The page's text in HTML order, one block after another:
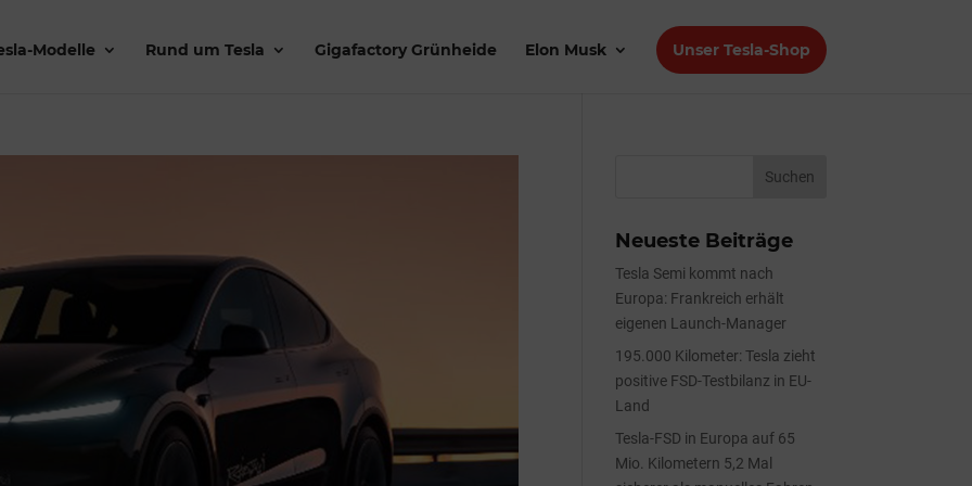
Modelle Rund um Tesla Gigafactory Grünheide Elon Musk Unser Tesla-Shop
Neueste Beiträge
Tesla Semi kommt nach
Europa: Frankreich erhält
eigenen Launch-Manager
195.000 Kilometer: Tesla zieht
positive FSD-Testbilanz in EU-
Land
Tesla-FSD in Europa auf 65
Mio. Kilometern 5,2 Mal